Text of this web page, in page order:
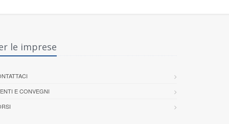
le imprese
E CONVEGNI